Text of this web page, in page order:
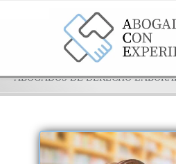
ABOGADOS DE DERECHO